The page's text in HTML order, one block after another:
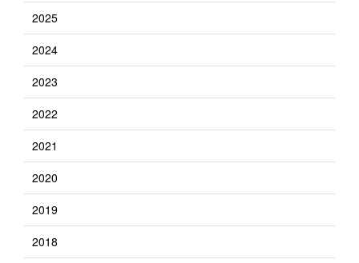
2025
2024
2023
2022
2021
2020
2019
2018